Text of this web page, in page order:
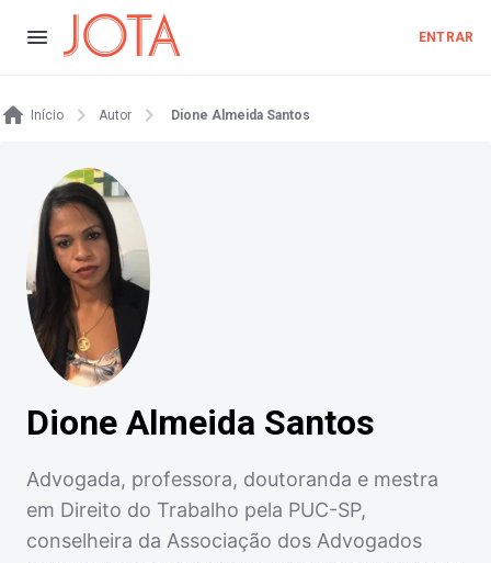
ENTRAR
Início Autor Dione Almeida Santos
Dione Almeida Santos
Advogada, professora, doutoranda e mestra
em Direito do Trabalho pela PUC-SP,
conselheira da Associação dos Advogados